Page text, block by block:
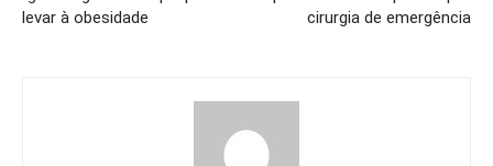
levar à obesidade
cirurgia de emergência